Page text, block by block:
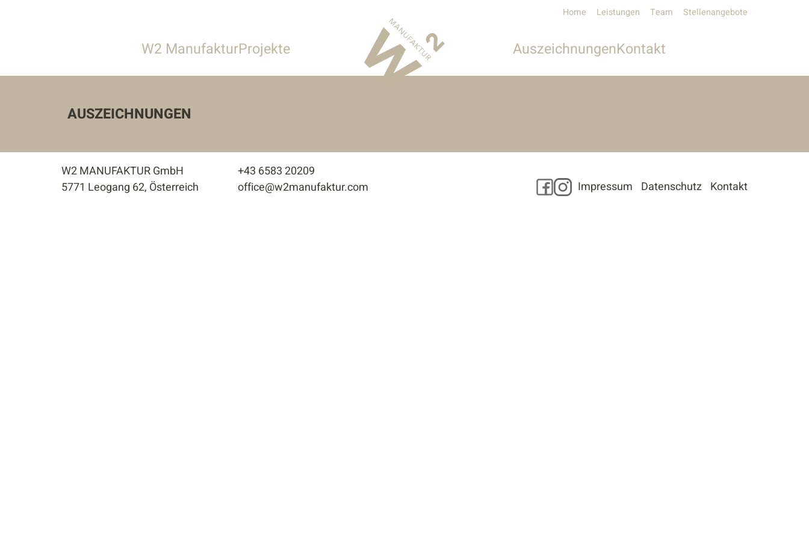
W2 Manufaktur
Leistungen
Stellenangebote
Projekte
Privathäuser
Wohnbau
AuszeichnungenKontakt
Home Leistungen Team Stellenangebote
AUSZEICHNUNGEN
W2 MANUFAKTUR GmbH
5771 Leogang 62, Österreich
+43 6583 20209
office@w2manufaktur.com
Facebook
InstagramImpressum Datenschutz Kontakt